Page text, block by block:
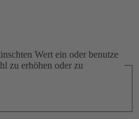
Wert ein oder benutze
zu erhöhen oder zu